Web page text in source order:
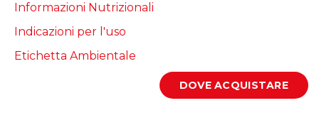
Informazioni Nutrizionali
Indicazioni per l'uso
Etichetta Ambientale